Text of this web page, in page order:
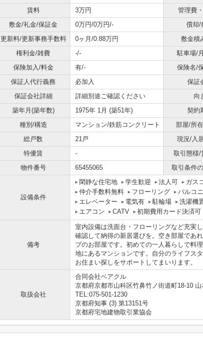
賃料 3万円 管理費
敷金/礼金/保証金
0万円/0万円/- 償却/
更新料/更新事務手数料
0ヶ月/0.88万円 敷金積
権利金/雑費
-/- 駐車場/
保険加入/料金
有/- 保険名/
保証人代行義務
必加入 保証
保証会社詳細
詳細別途ご確認ください 向
築年月(築年数)
1975年 1月 (築51年) 契約
種別/構造
マンション/鉄筋コンクリート 部屋/所
総戸数
21戸 現況/入
特優賃
- 取引態様/
物件番号
65455065 取引条件
設備条件
閑静な住宅地 学生歓迎 法人可 ガス
仲介手数料無料
フローリング バルコ
エレベーター
電気有 駐輪場 洗濯機
エアコン
CATV 初期費用カード決済可
備考
室内設備は洗面台・フローリングなど充実
確認して納得の新居選びを。空き部屋であ
プのお部屋です。初めての一人暮らしで料
地にあるマンションです。自分のライフス
お住まい探しをサポートしてまいります。
取扱会社
合同会社ベアクル
京都府京都市山科区竹鼻竹ノ街道町18-10
TEL:075-501-1230
京都府知事 (3) 第13151号
京都府宅地建物取引業協会